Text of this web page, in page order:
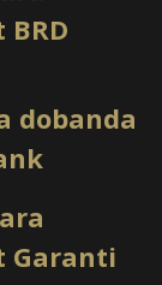
Pearl White